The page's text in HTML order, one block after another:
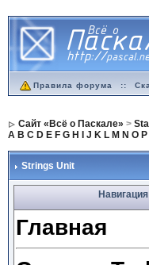
Правила форума ::
Сайт «Всё о Паскале» >
A B C D E F G H J K L M N O P
Strings Unit
Навигация
Главная